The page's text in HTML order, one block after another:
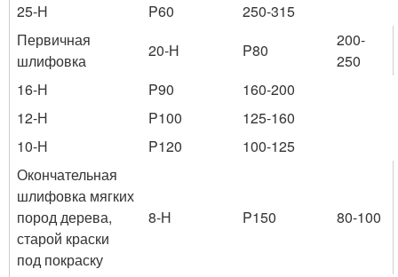
25-Н
P60
250-315
Первичная
шлифовка
20-Н P80
200-
250
16-Н
P90
160-200
12-Н
P100
125-160
10-Н
P120
100-125
Окончательная
шлифовка мягких
пород дерева,
старой краски
под покраску
8-Н P150 80-100